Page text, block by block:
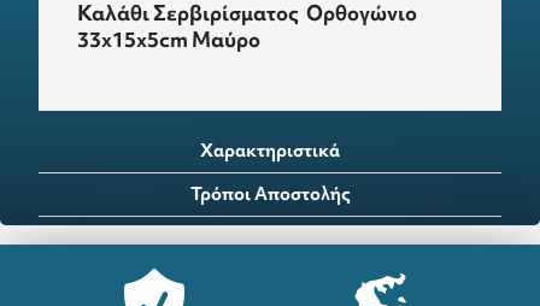
Καλάθι Σερβιρίσματος Ορθογώνιο
33x15x5cm Μαύρο
Χαρακτηριστικά
Τρόποι Αποστολής